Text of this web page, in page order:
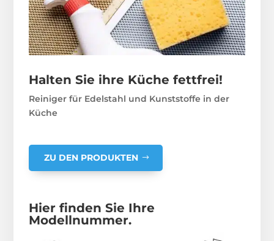
Halten Sie ihre Küche fettfrei!
Reiniger für Edelstahl und Kunststoffe in der
Küche
ZU DEN PRODUKTEN
Hier finden Sie Ihre
Modellnummer.